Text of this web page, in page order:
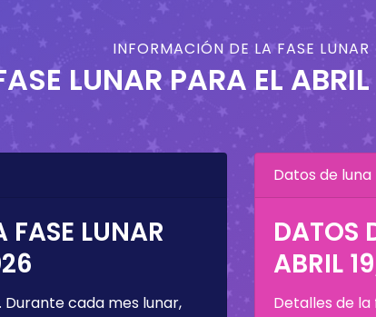
INFORMACIÓN DE LA FASE LUNAR
LUNAR PARA EL
LUNAR
. Durante cada mes lunar,
Datos de luna
DATOS
ABRIL
Detalles de